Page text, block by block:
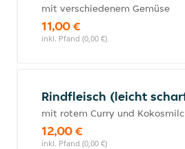
mit verschiedenem Gemüse
11,00 €
inkl. Pfand (0,00 €)
Rindfleisch (leicht
mit rotem Curry und
12,00 €
inkl. Pfand (0,00 €)